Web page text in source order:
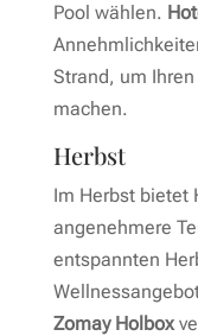
Pool wählen.
Strand, um
machen.
Herbst
Im Herbst bietet
angenehmere
entspannten
Zomay Holbox